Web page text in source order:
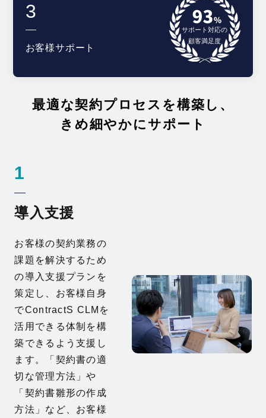
3
お客様サポート
最適な契約プロセスを構築し、
きめ細やかにサポート
1
導入支援
お客様の契約業務の
課題を解決するため
の導入支援プランを
策定し、お客様自身
でContractS CLMを
活用できる体制を構
築できるよう支援し
ます。「契約書の適
切な管理方法」や
「契約書雛形の作成
方法」など、お客様